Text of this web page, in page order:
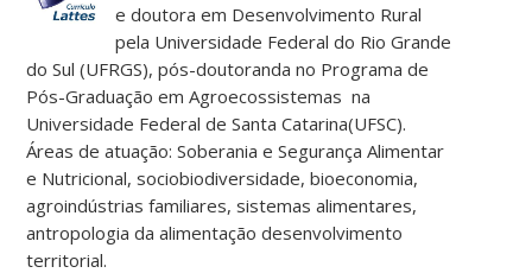
e doutora em Desenvolvimento Rural
pela Universidade Federal do Rio Grande
do Sul (UFRGS), pós-doutoranda no Programa de
Pós-Graduação em Agroecossistemas na
Universidade Federal de Santa Catarina(UFSC).
Áreas de atuação: Soberania e Segurança Alimentar
e Nutricional, sociobiodiversidade, bioeconomia,
agroindústrias familiares, sistemas alimentares,
antropologia da alimentação desenvolvimento
territorial.